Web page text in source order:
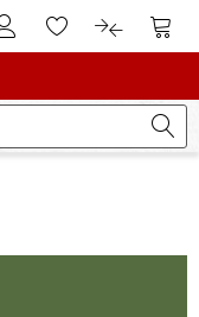
Til kundekontoenTil huskesedlen.
Til Til